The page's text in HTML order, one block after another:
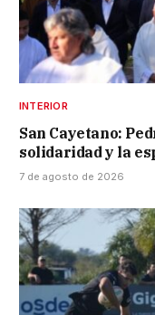
INTERIOR
San Cayetano:
solidaridad y la
7 de agosto de 2026